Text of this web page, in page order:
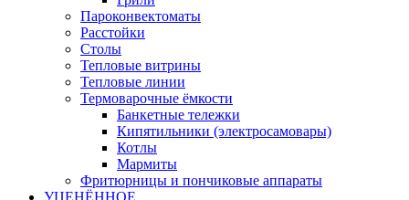
Пароконвектоматы
Расстойки
Столы
Тепловые витрины
Тепловые линии
Термоварочные ёмкости
Банкетные тележки
Кипятильники (электросамовары)
Котлы
Мармиты
Фритюрницы и пончиковые аппараты
УЦЕНЁННОЕ